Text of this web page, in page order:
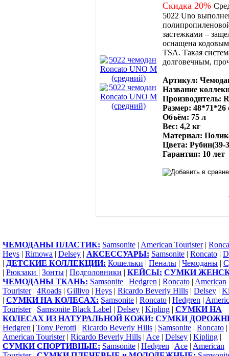
Скидка 20%
5022 Uno
застежками –
оснащена
TSA. Такая
долговечным,
Артикул:
Название
Производитель:
Размер: 48*71*26
Объём: 75 л
Вес: 4,2 кг
Материал:
Цвета: Рубин(39-
Гарантия: 10 лет
ЧЕМОДАНЫ ПЛАСТИК: Samsonite | American Tourister|
Heys | Rimowa | Delsey | АКСЕССУАРЫ: Samsonite | Roncato |
| ДЕТСКИЕ КОЛЛЕКЦИИ: Кошельки | Пеналы | Чемоданы |
| Рюкзаки | Зонты | Подголовники | КЕЙСЫ: СУМКИ
ЧЕМОДАНЫ ТКАНЬ: Samsonite | Hedgren | Roncato | American
Tourister| 4Roads | Gillivo | Heys | Ricardo Beverly Hills | Delsey |
| СУМКИ НА КОЛЕСАХ: Samsonite | Roncato | Hedgren |
Tourister| Samsonite Black Label | Delsey | Kipling | СУМКИ НА
КОЛЕСАХ ИЗ НАТУРАЛЬНОЙ КОЖИ: СУМКИ
Hedgren | Tony Perotti | Ricardo Beverly Hills | Samsonite | Roncato |
American Tourister| Ricardo Beverly Hills | Ace | Delsey | Kipling |
СУМКИ СПОРТИВНЫЕ: Samsonite | Hedgren | Ace | American